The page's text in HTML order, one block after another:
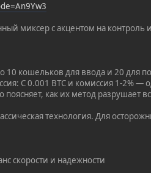
миксер с акцентом на контроль
кошельков для ввода и 20 для
С 0.001 BTC и комиссия 1-2% —
как их метод разрушает
технология. Для
скорости и надежности